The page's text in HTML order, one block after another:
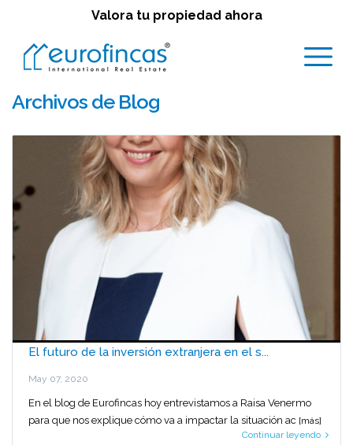
Valora tu propiedad ahora
Archivos de Blog
El futuro de la inversión extranjera en el s...
May 07, 2020
En el blog de Eurofincas hoy entrevistamos a Raisa Venermo
para que nos explique cómo va a impactar la situación ac [más]
Continuar leyendo